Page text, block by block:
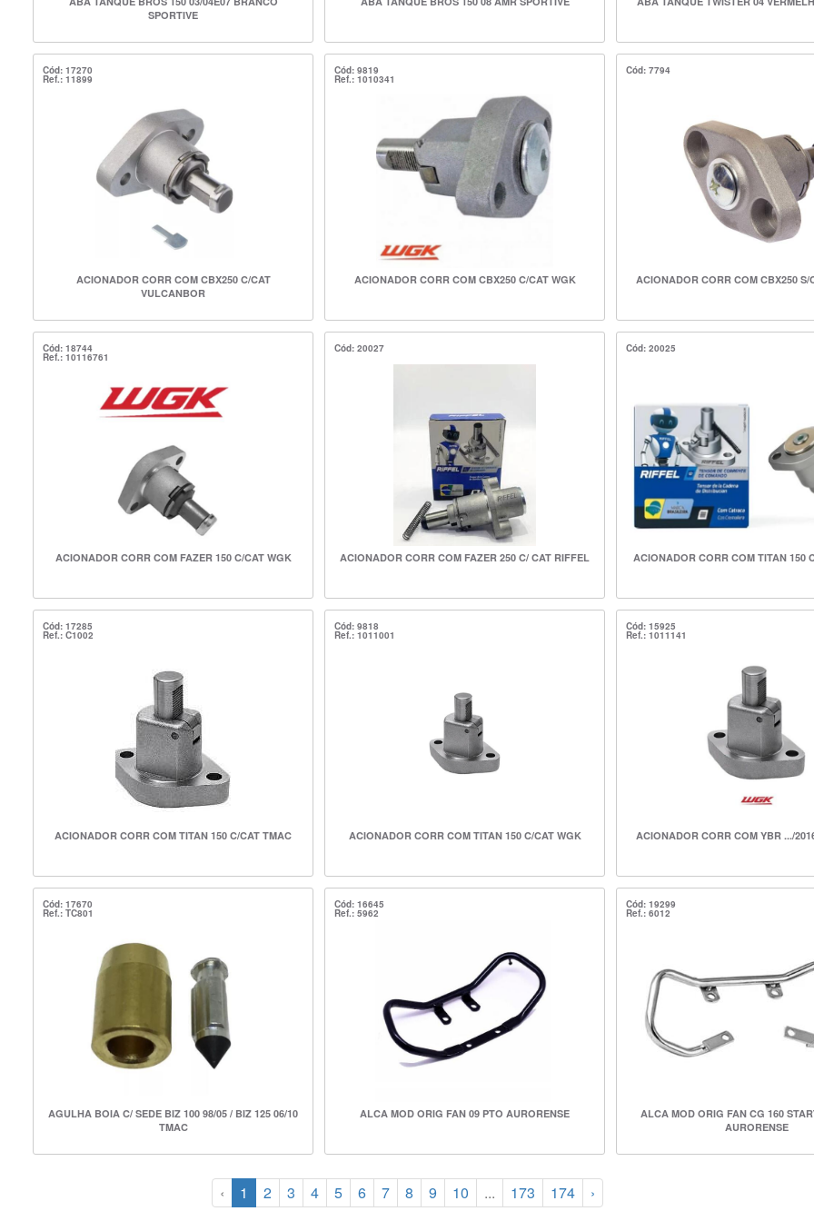
SPORTIVE
Cód: 17270
Ref.: 11899
ACIONADOR CORR COM CBX250 C/CAT
VULCANBOR
Cód: 9819
Ref.: 1010341
ACIONADOR CORR COM CBX250 C/CAT WGK
Cód: 7794
ACIONADOR CORR COM CBX250 S/
Cód: 18744
Ref.: 10116761
ACIONADOR CORR COM FAZER 150 C/CAT WGK
Cód: 20027
ACIONADOR CORR COM FAZER 250 C/ CAT RIFFEL
Cód: 20025
ACIONADOR CORR COM TITAN 150
Cód: 17285
Ref.: C1002
ACIONADOR CORR COM TITAN 150 C/CAT TMAC
Cód: 9818
Ref.: 1011001
ACIONADOR CORR COM TITAN 150 C/CAT WGK
Cód: 15925
Ref.: 1011141
ACIONADOR CORR COM YBR .../
Cód: 17670
Ref.: TC801
AGULHA BOIA C/ SEDE BIZ 100 98/05 / BIZ 125 06/10
TMAC
Cód: 16645
Ref.: 5962
ALCA MOD ORIG FAN 09 PTO AURORENSE
Cód: 19299
Ref.: 6012
ALCA MOD ORIG FAN CG 160
AURORENSE
‹ 1 2 3 4 5 6 7 8 9 10 ... 173 174 ›